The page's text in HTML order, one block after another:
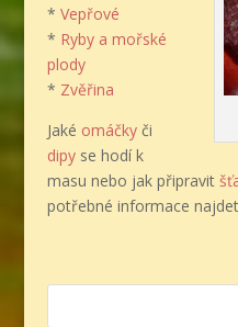
* Vepřové
* Ryby a mořské
plody
* Zvěřina
Jaké omáčkyči
dipyse hodí k
masu nebo jak připravit
potřebné informace